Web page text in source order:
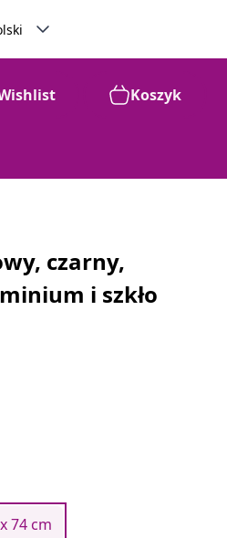
Koszyk
czarny,
i szkło
74 cm